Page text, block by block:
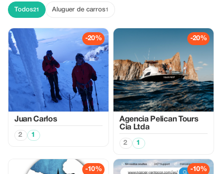
Todos21 Aluguer de carros1
-20%
Juan Carlos
2 1
-20%
Agencia Pelican Tours
Cia Ltda
2 1
-10% -10%